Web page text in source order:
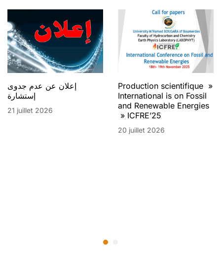
إعلان عن عدم جدوى
إستشارة
21 juillet 2026
Production scientifique »
International is on Fossil
and Renewable Energies
» ICFRE’25
20 juillet 2026